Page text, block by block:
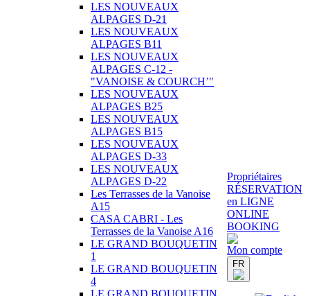
LES NOUVEAUX
ALPAGES D-21
LES NOUVEAUX
ALPAGES B11
LES NOUVEAUX
ALPAGES C-12 -
"VANOISE & COURCH’"
LES NOUVEAUX
ALPAGES B25
LES NOUVEAUX
ALPAGES B15
LES NOUVEAUX
ALPAGES D-33
LES NOUVEAUX
ALPAGES D-22
Les Terrasses de la Vanoise
A15
CASA CABRI - Les
Terrasses de la Vanoise A16
LE GRAND BOUQUETIN
1
LE GRAND BOUQUETIN
4
LE GRAND BOUQUETIN
Propriétaires
RÉSERVATION
en LIGNE
ONLINE
BOOKING
Mon compte
FR